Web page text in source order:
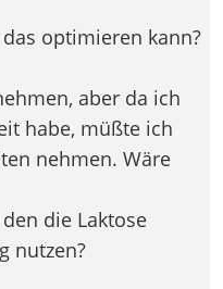
optimieren kann?
aber da ich
habe, müßte ich
nehmen. Wäre
die Laktose
nutzen?